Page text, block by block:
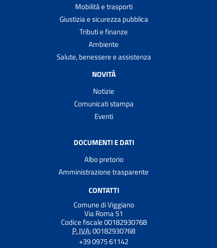
Mobilità e trasporti
Giustizia e sicurezza pubblica
Tributi e finanze
Ambiente
Salute, benessere e assistenza
NOVITÀ
Notizie
Comunicati stampa
Eventi
DOCUMENTI E DATI
Albo pretorio
Amministrazione trasparente
CONTATTI
Comune di Viggiano
Via Roma 51
Codice fiscale 00182930768
P. IVA:00182930768
+39 0975 61142